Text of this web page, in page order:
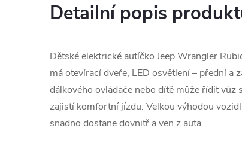
Detailní popis
Dětské elektrické autíčko Jeep Wrangler
má otevírací dveře, LED osvětlení – přední a
dálkového ovládače nebo dítě může řídit vůz
zajistí komfortní jízdu. Velkou výhodou
snadno dostane dovnitř a ven z auta.